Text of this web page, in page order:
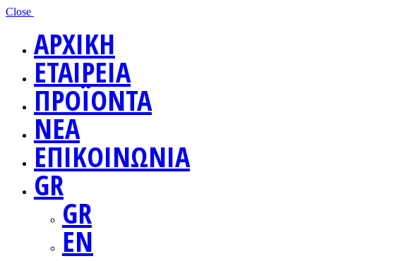
Close
ΑΡΧΙΚΗ
ΕΤΑΙΡΕΙΑ
ΠΡΟΪΟΝΤΑ
ΝΕΑ
ΕΠΙΚΟΙΝΩΝΙΑ
GR
GR
EN